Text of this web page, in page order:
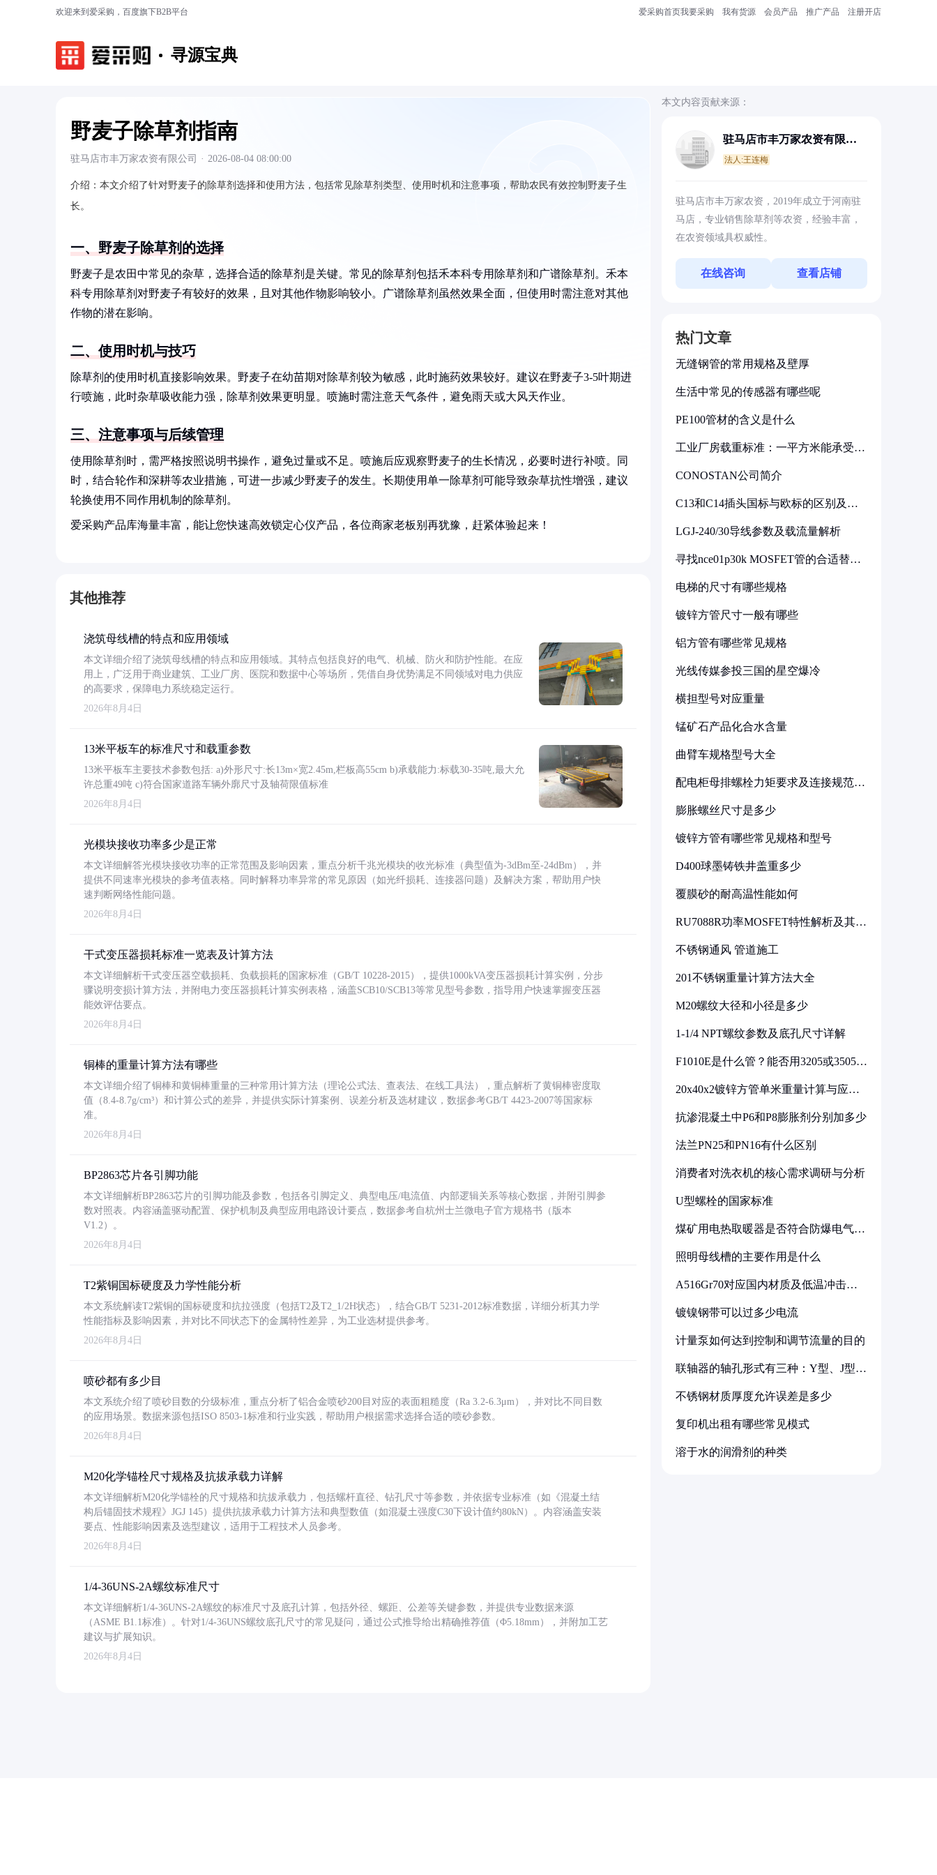
欢迎来到爱采购，百度旗下B2B平台 爱采购首页我要采购 我有货源 会员产品 推广产品 注册开店
寻源宝典
野麦子除草剂指南
驻马店市丰万家农资有限公司 · 2026-08-04 08:00:00
介绍： 本文介绍了针对野麦子的除草剂选择和使用方法，包括常见除草剂类型、使用时机和注意事项，帮助农民有效控制野麦子生
长。
一、野麦子除草剂的选择
野麦子是农田中常见的杂草，选择合适的除草剂是关键。常见的除草剂包括禾本科专用除草剂和广谱除草剂。禾本
科专用除草剂对野麦子有较好的效果，且对其他作物影响较小。广谱除草剂虽然效果全面，但使用时需注意对其他
作物的潜在影响。
二、使用时机与技巧
除草剂的使用时机直接影响效果。野麦子在幼苗期对除草剂较为敏感，此时施药效果较好。建议在野麦子3-5叶期进
行喷施，此时杂草吸收能力强，除草剂效果更明显。喷施时需注意天气条件，避免雨天或大风天作业。
三、注意事项与后续管理
使用除草剂时，需严格按照说明书操作，避免过量或不足。喷施后应观察野麦子的生长情况，必要时进行补喷。同
时，结合轮作和深耕等农业措施，可进一步减少野麦子的发生。长期使用单一除草剂可能导致杂草抗性增强，建议
轮换使用不同作用机制的除草剂。
爱采购产品库海量丰富，能让您快速高效锁定心仪产品，各位商家老板别再犹豫，赶紧体验起来！
其他推荐
浇筑母线槽的特点和应用领域
本文详细介绍了浇筑母线槽的特点和应用领域。其特点包括良好的电气、机械、防火和防护性能。在应
用上，广泛用于商业建筑、工业厂房、医院和数据中心等场所，凭借自身优势满足不同领域对电力供应
的高要求，保障电力系统稳定运行。
2026年8月4日
13米平板车的标准尺寸和载重参数
13米平板车主要技术参数包括: a)外形尺寸:长13m×宽2.45m,栏板高55cm b)承载能力:标载30-35吨,最大允
许总重49吨 c)符合国家道路车辆外廓尺寸及轴荷限值标准
2026年8月4日
光模块接收功率多少是正常
本文详细解答光模块接收功率的正常范围及影响因素，重点分析千兆光模块的收光标准（典型值为-3dBm至-24dBm），并
提供不同速率光模块的参考值表格。同时解释功率异常的常见原因（如光纤损耗、连接器问题）及解决方案，帮助用户快
速判断网络性能问题。
2026年8月4日
干式变压器损耗标准一览表及计算方法
本文详细解析干式变压器空载损耗、负载损耗的国家标准（GB/T 10228-2015），提供1000kVA变压器损耗计算实例，分步
骤说明变损计算方法，并附电力变压器损耗计算实例表格，涵盖SCB10/SCB13等常见型号参数，指导用户快速掌握变压器
能效评估要点。
2026年8月4日
铜棒的重量计算方法有哪些
本文详细介绍了铜棒和黄铜棒重量的三种常用计算方法（理论公式法、查表法、在线工具法），重点解析了黄铜棒密度取
值（8.4-8.7g/cm³）和计算公式的差异，并提供实际计算案例、误差分析及选材建议，数据参考GB/T 4423-2007等国家标
准。
2026年8月4日
BP2863芯片各引脚功能
本文详细解析BP2863芯片的引脚功能及参数，包括各引脚定义、典型电压/电流值、内部逻辑关系等核心数据，并附引脚参
数对照表。内容涵盖驱动配置、保护机制及典型应用电路设计要点，数据参考自杭州士兰微电子官方规格书（版本
V1.2）。
2026年8月4日
T2紫铜国标硬度及力学性能分析
本文系统解读T2紫铜的国标硬度和抗拉强度（包括T2及T2_1/2H状态），结合GB/T 5231-2012标准数据，详细分析其力学
性能指标及影响因素，并对比不同状态下的金属特性差异，为工业选材提供参考。
2026年8月4日
喷砂都有多少目
本文系统介绍了喷砂目数的分级标准，重点分析了铝合金喷砂200目对应的表面粗糙度（Ra 3.2-6.3μm），并对比不同目数
的应用场景。数据来源包括ISO 8503-1标准和行业实践，帮助用户根据需求选择合适的喷砂参数。
2026年8月4日
M20化学锚栓尺寸规格及抗拔承载力详解
本文详细解析M20化学锚栓的尺寸规格和抗拔承载力，包括螺杆直径、钻孔尺寸等参数，并依据专业标准（如《混凝土结
构后锚固技术规程》JGJ 145）提供抗拔承载力计算方法和典型数值（如混凝土强度C30下设计值约80kN）。内容涵盖安装
要点、性能影响因素及选型建议，适用于工程技术人员参考。
2026年8月4日
1/4-36UNS-2A螺纹标准尺寸
本文详细解析1/4-36UNS-2A螺纹的标准尺寸及底孔计算，包括外径、螺距、公差等关键参数，并提供专业数据来源
（ASME B1.1标准）。针对1/4-36UNS螺纹底孔尺寸的常见疑问，通过公式推导给出精确推荐值（Φ5.18mm），并附加工艺
建议与扩展知识。
2026年8月4日
本文内容贡献来源：
驻马店市丰万家农资有限公
法人:王连梅
驻马店市丰万家农资，2019年成立于河南驻
马店，专业销售除草剂等农资，经验丰富，
在农资领域具权威性。
在线咨询 查看店铺
热门文章
无缝钢管的常用规格及壁厚
生活中常见的传感器有哪些呢
PE100管材的含义是什么
工业厂房载重标准：一平方米能承受多
CONOSTAN公司简介
C13和C14插头国标与欧标的区别及其
LGJ-240/30导线参数及载流量解析
寻找nce01p30k MOSFET管的合适替代
电梯的尺寸有哪些规格
镀锌方管尺寸一般有哪些
铝方管有哪些常见规格
光线传媒参投三国的星空爆冷
横担型号对应重量
锰矿石产品化合水含量
曲臂车规格型号大全
配电柜母排螺栓力矩要求及连接规范详
膨胀螺丝尺寸是多少
镀锌方管有哪些常见规格和型号
D400球墨铸铁井盖重多少
覆膜砂的耐高温性能如何
RU7088R功率MOSFET特性解析及其在
不锈钢通风 管道施工
201不锈钢重量计算方法大全
M20螺纹大径和小径是多少
1-1/4 NPT螺纹参数及底孔尺寸详解
F1010E是什么管？能否用3205或3505代
20x40x2镀锌方管单米重量计算与应用
抗渗混凝土中P6和P8膨胀剂分别加多少
法兰PN25和PN16有什么区别
消费者对洗衣机的核心需求调研与分析
U型螺栓的国家标准
煤矿用电热取暖器是否符合防爆电气设
照明母线槽的主要作用是什么
A516Gr70对应国内材质及低温冲击要
镀镍钢带可以过多少电流
计量泵如何达到控制和调节流量的目的
联轴器的轴孔形式有三种：Y型、J型、
不锈钢材质厚度允许误差是多少
复印机出租有哪些常见模式
溶于水的润滑剂的种类